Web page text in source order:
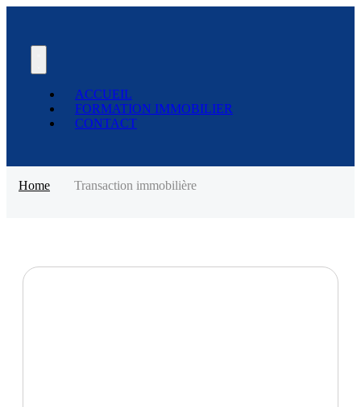
ACCUEIL
FORMATION IMMOBILIER
CONTACT
Home Transaction immobilière